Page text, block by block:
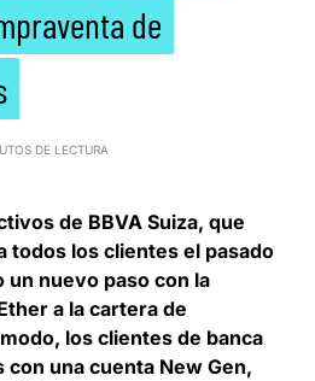
de
DE LECTURA
de BBVA Suiza, que
todos los clientes el pasado
un nuevo paso con la
a la cartera de
los clientes de banca
una cuenta New Gen,